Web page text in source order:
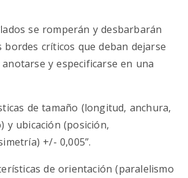
se romperán y desbarbarán
bordes críticos que deban dejarse
y especificarse en una
de tamaño (longitud, anchura,
y ubicación (posición,
+/- 0,005”.
de orientación (paralelismo